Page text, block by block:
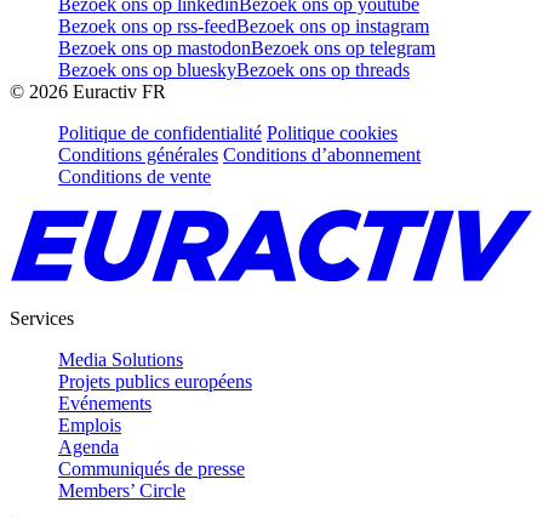
Bezoek ons op linkedin Bezoek ons op youtube
Bezoek ons op rss-feedBezoek ons op instagram
Bezoek ons op mastodonBezoek ons op telegram
Bezoek ons op blueskyBezoek ons op threads
© 2026 Euractiv FR
Politique de confidentialité Politique cookies
Conditions générales Conditions d’abonnement
Conditions de vente
Services
Media Solutions
Projets publics européens
Evénements
Emplois
Agenda
Communiqués de presse
Members’ Circle